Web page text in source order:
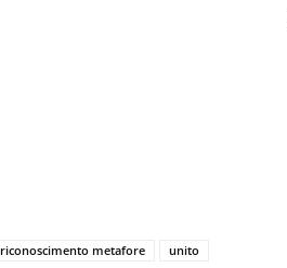
riconoscimento metafore unito